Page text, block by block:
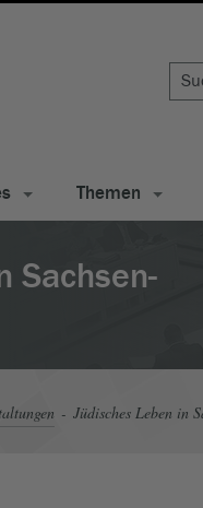
Themen
Sachsen-
Jüdisches Leben in